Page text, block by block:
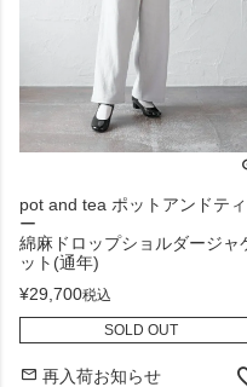
pot and tea ポットアンドティ
ー
綿麻ドロップショルダージャ
ット(通年)
¥29,700税込
SOLD OUT
再入荷お知らせ